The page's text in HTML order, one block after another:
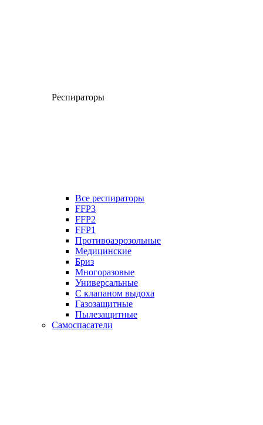
Респираторы
Все респираторы
FFP3
FFP2
FFP1
Противоаэрозольные
Медицинские
Бриз
Многоразовые
Универсальные
С клапаном выдоха
Газозащитные
Пылезащитные
Самоспасатели